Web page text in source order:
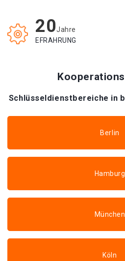
20Jahre
EFRAHRUNG
Schlüsseldienstbereiche in
Berlin
Hamburg
München
Köln